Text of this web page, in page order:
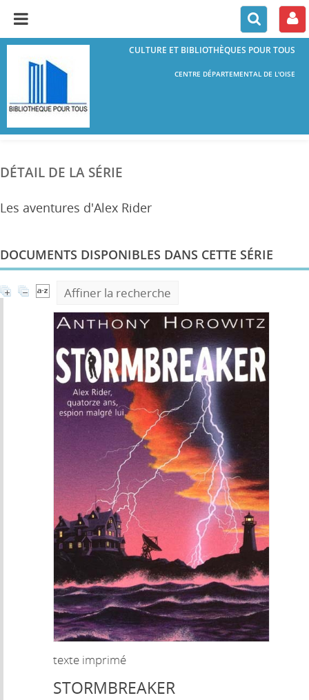
CULTURE ET BIBLIOTHÈQUES POUR TOUS
CENTRE DÉPARTEMENTAL DE L'OISE
DÉTAIL DE LA SÉRIE
Les aventures d'Alex Rider
DOCUMENTS DISPONIBLES DANS CETTE SÉRIE
Affiner la recherche
texte imprimé
STORMBREAKER